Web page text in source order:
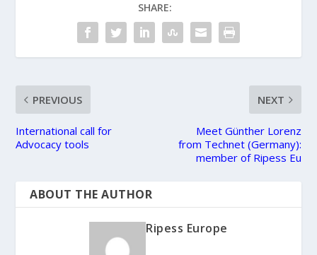
SHARE:
PREVIOUS
International call for
Advocacy tools
NEXT
Meet Günther Lorenz
from Technet (Germany):
member of Ripess Eu
ABOUT THE AUTHOR
Ripess Europe